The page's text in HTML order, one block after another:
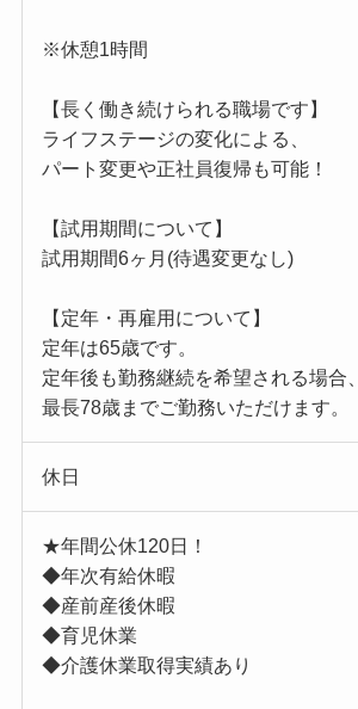
※休憩1時間
【長く働き続けられる職場です】
ライフステージの変化による、
パート変更や正社員復帰も可能！
【試用期間について】
試用期間6ヶ月(待遇変更なし)
【定年・再雇用について】
定年は65歳です。
定年後も勤務継続を希望される場合、
最長78歳までご勤務いただけます。
休日
★年間公休120日！
◆年次有給休暇
◆産前産後休暇
◆育児休業
◆介護休業取得実績あり